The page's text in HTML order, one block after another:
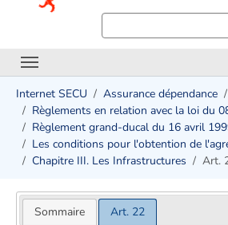
Internet SECU Assurance dépendance
Règlements en relation avec la loi du
Règlement grand-ducal du 16 avril
Les conditions pour l'obtention de
Chapitre III. Les Infrastructures
Art.
Sommaire Art. 22